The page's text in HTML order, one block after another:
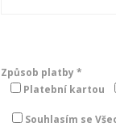
Způsob platby *
Platební kartou
Souhlasím se